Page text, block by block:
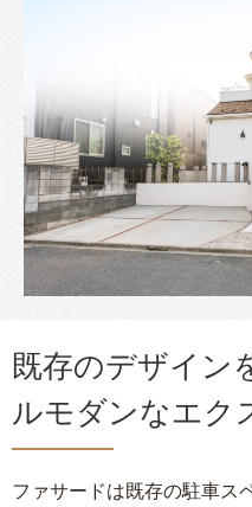
既存のデザイン
ルモダンなエク
ファサードは既存の駐車ス